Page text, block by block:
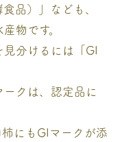
品）」なども、
物です。
分けるには「GI
クは、認定品に
にもGIマークが添